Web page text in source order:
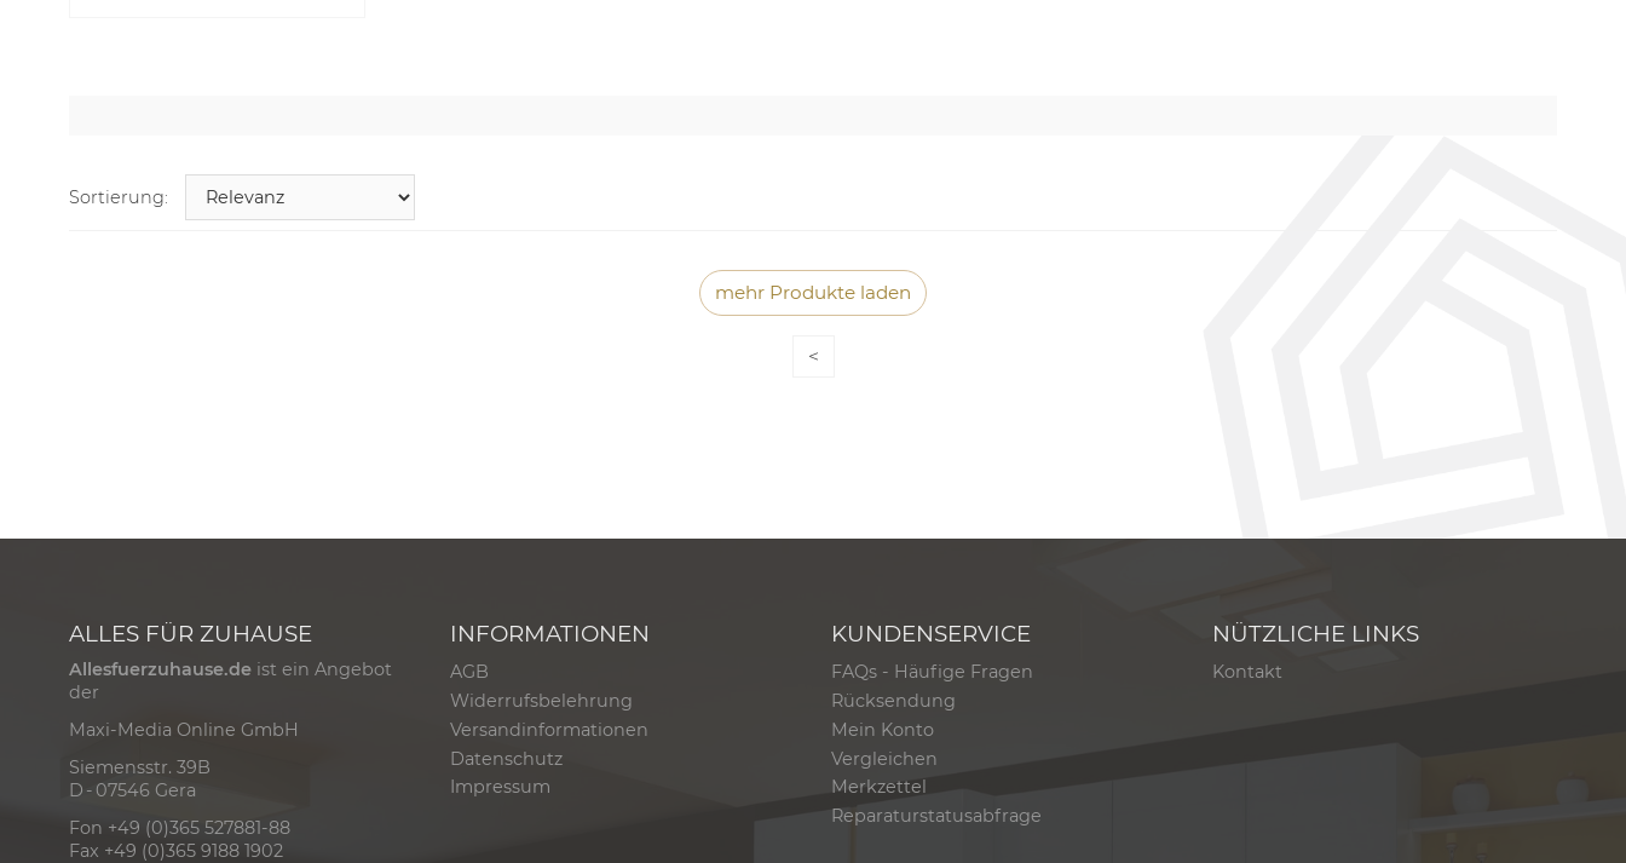
Sortierung:
mehr Produkte laden
<
ALLES FÜR ZUHAUSE
Allesfuerzuhause.de ist ein Angebot
der
Maxi-Media Online GmbH
Siemensstr. 39B
D - 07546 Gera
Fon +49 (0)365 527881-88
Fax +49 (0)365 9188 1902
INFORMATIONEN
AGB
Widerrufsbelehrung
Versandinformationen
Datenschutz
Impressum
KUNDENSERVICE
FAQs - Häufige Fragen
Rücksendung
Mein Konto
Vergleichen
Merkzettel
Reparaturstatusabfrage
NÜTZLICHE LINKS
Kontakt